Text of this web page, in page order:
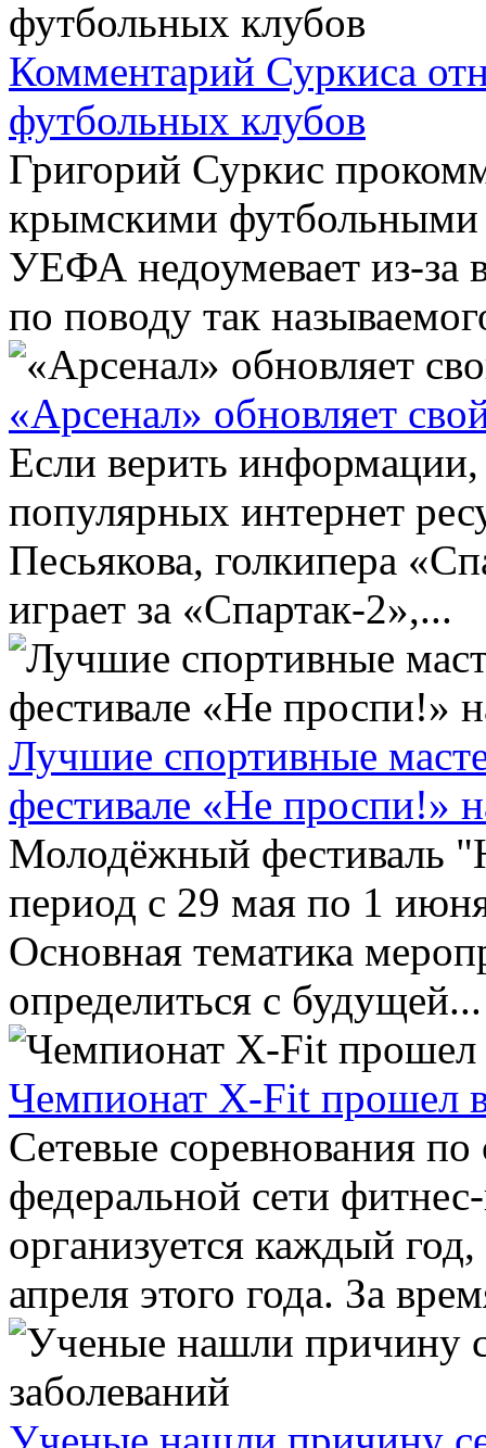
Комментарий Суркиса
футбольных клубов
Григорий Суркис
крымскими футбольными
УЕФА недоумевает из-за
по поводу так
«Арсенал» обновляет
Если верить
популярных интернет
Песьякова, голкипера
играет за «Спартак-2»,...
Лучшие спортивные
фестивале «Не проспи!»
Молодёжный фестиваль
период с 29 мая по 1
Основная тематика
определиться с будущей...
Чемпионат X-Fit прошел
Сетевые соревнования
федеральной сети
организуется каждый
апреля этого года. За